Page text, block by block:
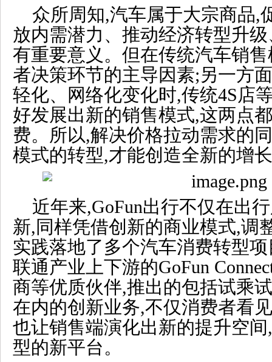
众所周知,汽车属于大宗商品,
放内需潜力、推动经济转型升
有重要意义。但在传统汽车销
者决策环节的主导因素;另一方
轻化、网络化变化时,传统4S店
好发展出新的销售模式,这两点
费。所以,解决价格拉动需求的
模式的转型,才能创造全新的增
近年来,GoFun出行不仅在出
新,同样凭借创新的商业模式,调
实践落地了多个汽车消费转型
联通产业上下游的GoFun
商等优质伙伴,推出的包括试乘
在内的创新业务,不仅消费者看
也让销售端演化出新的提升空
型的新平台。